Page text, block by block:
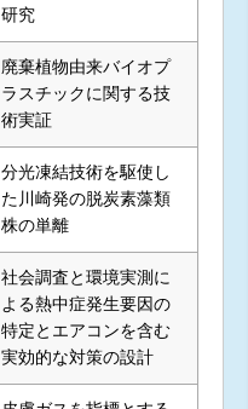
研究
廃棄植物由来バイオプ
ラスチックに関する技
術実証
分光凍結技術を駆使し
た川崎発の脱炭素藻類
株の単離
社会調査と環境実測に
よる熱中症発生要因の
特定とエアコンを含む
実効的な対策の設計